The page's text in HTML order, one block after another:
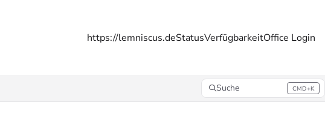
https://lemniscus.deStatusVerfügbarkeitOffice Login
Suche CMD+K
Press CMD+K to open search